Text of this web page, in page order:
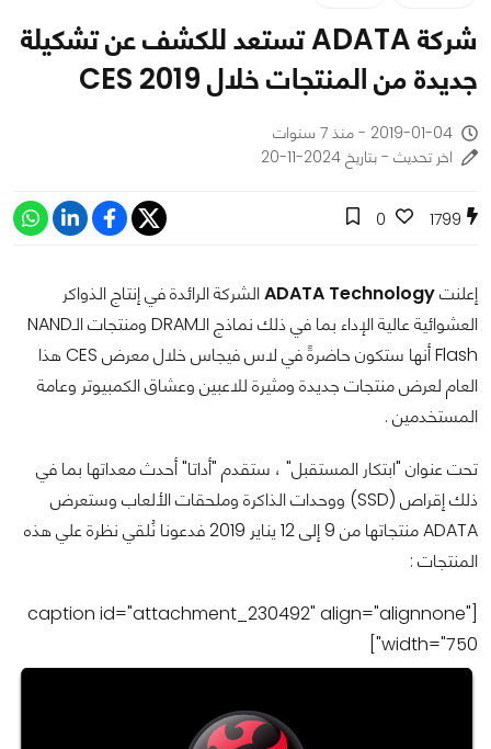
شركة ADATA تستعد للكشف عن تشكيلة
جديدة من المنتجات خلال CES 2019
2019-01-04 - منذ 7 سنوات
اخر تحديث - بتاريخ 2024-11-20
1799
0
إعلنت
الشركة الرائدة في إنتاج الذواكر
العشوائية عالية الإداء بما في ذلك نماذج الـDRAM ومنتجات الـNAND
Flash أنها ستكون حاضرةً في لاس فيجاس خلال معرض CES هذا
العام لعرض منتجات جديدة ومثيرة للاعبين وعشاق الكمبيوتر وعامة
المستخدمين .
تحت عنوان "ابتكار المستقبل" ، ستقدم "أداتا" أحدث معداتها بما في
ذلك إقراص (SSD) ووحدات الذاكرة وملحقات الألعاب وستعرض
ADATA منتجاتها من 9 إلى 12 يناير 2019 فدعونا نُلقي نظرة علي هذه
المنتجات :
[caption id="attachment_230492" align="alignnone"
width="750"]